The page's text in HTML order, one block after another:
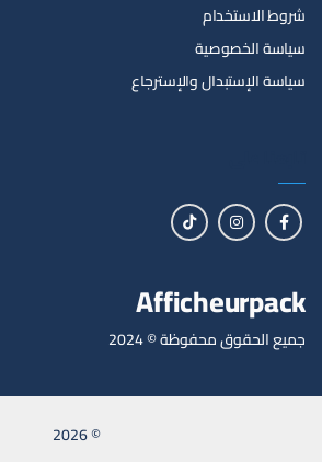
شروط الاستخدام
سياسة الخصوصية
سياسة الإستبدال والإسترجاع
Afficheurpack
جميع الحقوق محفوظة © 2024
© 2026